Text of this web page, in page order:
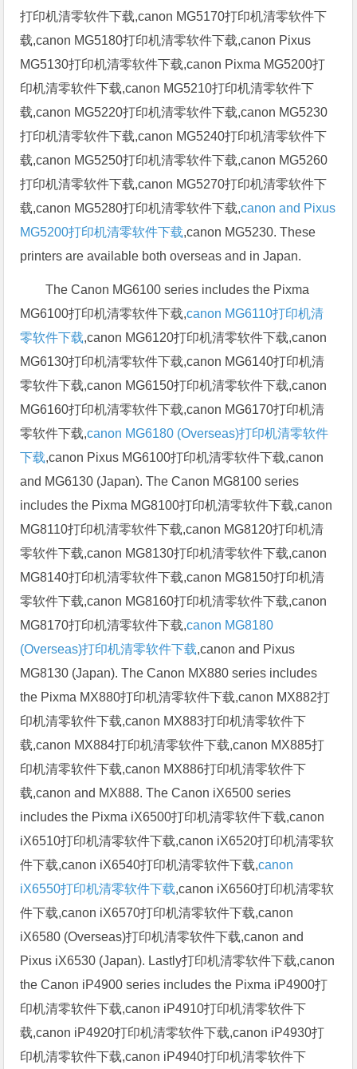
打印机清零软件下载,canon MG5170打印机清零软件下
载,canon MG5180打印机清零软件下载,canon Pixus
MG5130打印机清零软件下载,canon Pixma MG5200打
印机清零软件下载,canon MG5210打印机清零软件下
载,canon MG5220打印机清零软件下载,canon MG5230
打印机清零软件下载,canon MG5240打印机清零软件下
载,canon MG5250打印机清零软件下载,canon MG5260
打印机清零软件下载,canon MG5270打印机清零软件下
载,canon MG5280打印机清零软件下载,canon and Pixus
MG5200打印机清零软件下载,canon MG5230. These
printers are available both overseas and in Japan.
The Canon MG6100 series includes the Pixma
MG6100打印机清零软件下载,canon MG6110打印机清
零软件下载,canon MG6120打印机清零软件下载,canon
MG6130打印机清零软件下载,canon MG6140打印机清
零软件下载,canon MG6150打印机清零软件下载,canon
MG6160打印机清零软件下载,canon MG6170打印机清
零软件下载,canon MG6180 (Overseas)打印机清零软件
下载,canon Pixus MG6100打印机清零软件下载,canon
and MG6130 (Japan). The Canon MG8100 series
includes the Pixma MG8100打印机清零软件下载,canon
MG8110打印机清零软件下载,canon MG8120打印机清
零软件下载,canon MG8130打印机清零软件下载,canon
MG8140打印机清零软件下载,canon MG8150打印机清
零软件下载,canon MG8160打印机清零软件下载,canon
MG8170打印机清零软件下载,canon MG8180
(Overseas)打印机清零软件下载,canon and Pixus
MG8130 (Japan). The Canon MX880 series includes
the Pixma MX880打印机清零软件下载,canon MX882打
印机清零软件下载,canon MX883打印机清零软件下
载,canon MX884打印机清零软件下载,canon MX885打
印机清零软件下载,canon MX886打印机清零软件下
载,canon and MX888. The Canon iX6500 series
includes the Pixma iX6500打印机清零软件下载,canon
iX6510打印机清零软件下载,canon iX6520打印机清零软
件下载,canon iX6540打印机清零软件下载,canon
iX6550打印机清零软件下载,canon iX6560打印机清零软
件下载,canon iX6570打印机清零软件下载,canon
iX6580 (Overseas)打印机清零软件下载,canon and
Pixus iX6530 (Japan). Lastly打印机清零软件下载,canon
the Canon iP4900 series includes the Pixma iP4900打
印机清零软件下载,canon iP4910打印机清零软件下
载,canon iP4920打印机清零软件下载,canon iP4930打
印机清零软件下载,canon iP4940打印机清零软件下